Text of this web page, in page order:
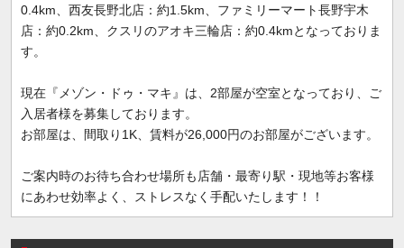
0.4km、西友長野北店：約1.5km、ファミリーマート長野宇木
店：約0.2km、クスリのアオキ三輪店：約0.4kmとなっておりま
す。
現在『メゾン・ドゥ・マキ』は、2部屋が空室となっており、ご
入居者様を募集しております。
お部屋は、間取り1K、賃料が26,000円のお部屋がございます。
ご案内時のお待ち合わせ場所も店舗・最寄り駅・現地等お客様
にあわせ効率よく、ストレスなく手配いたします！！